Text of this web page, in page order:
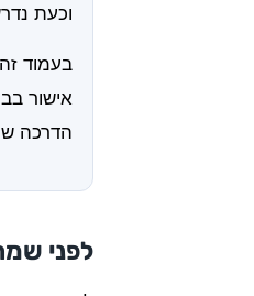
וכעת
בעמוד
אישור
הדרכה
לפני